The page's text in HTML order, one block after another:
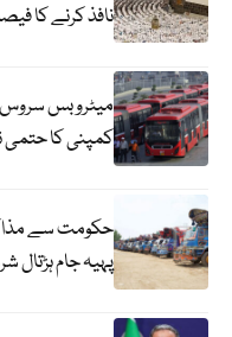
نافذ کرنے کا
کمپنی کا حتمی
حکومت سے
پہیہ جام ہڑتال